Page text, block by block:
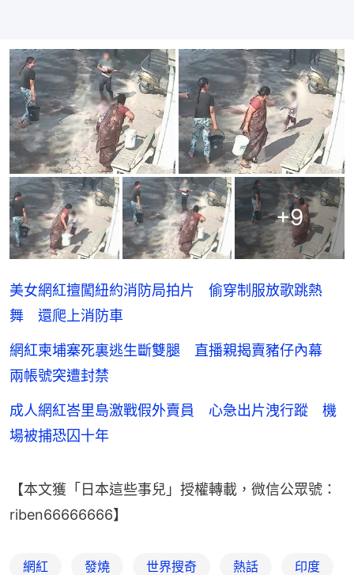
+9
美女網紅擅闖紐約消防局拍片 偷穿制服放歌跳熱
舞 還爬上消防車
網紅柬埔寨死裏逃生斷雙腿 直播親揭賣豬仔內幕
兩帳號突遭封禁
成人網紅峇里島激戰假外賣員 心急出片洩行蹤 機
場被捕恐囚十年
【本文獲「日本這些事兒」授權轉載，微信公眾號：
riben66666666】
網紅 發燒 世界搜奇 熱話 印度